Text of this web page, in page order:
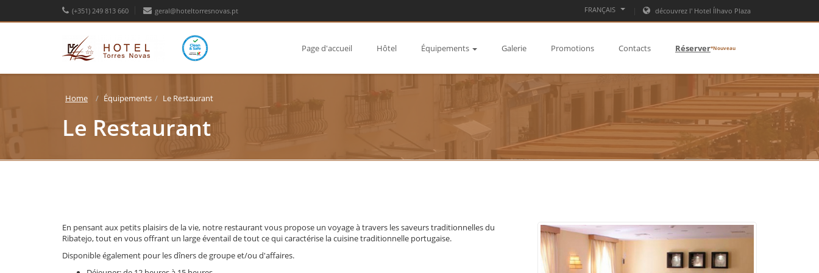
(+351) 249 813 660 geral@hoteltorresnovas.pt FRANÇAIS découvrez l' Hotel Ílhavo Plaza
Page d'accueil Hôtel Équipements Galerie Promotions Contacts Réserver*Nouveau
Home Équipements Le Restaurant
Le Restaurant
En pensant aux petits plaisirs de la vie, notre restaurant vous propose un voyage à travers les saveurs traditionnelles du
Ribatejo, tout en vous offrant un large éventail de tout ce qui caractérise la cuisine traditionnelle portugaise.
Disponible également pour les dîners de groupe et/ou d'affaires.